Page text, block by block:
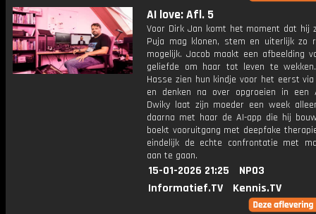
AI love: Afl. 5
Voor Dirk Jan komt het moment dat hij
Puja mag klonen, stem en uiterlijk zo
mogelijk. Jacob maakt een afbeelding
geliefde om haar tot leven te
Hasse zien hun kindje voor het eerst
en denken na over opgroeien in een
Dwiky laat zijn moeder een week
daarna met haar de AI-app die hij
boekt vooruitgang met deepfake
eindelijk de echte confrontatie met
aan te gaan.
15-01-2026 21:25
NPO3
Informatief.TV
Kennis.TV